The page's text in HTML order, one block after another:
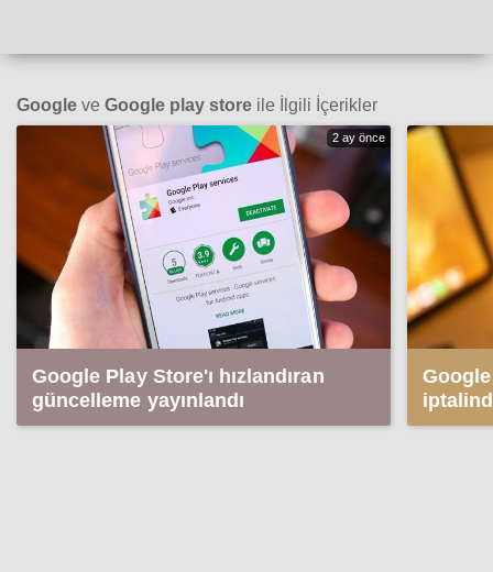
Google ve Google play store ile İlgili İçerikler
2 ay önce
Google Play Store'ı hızlandıran
güncelleme yayınlandı